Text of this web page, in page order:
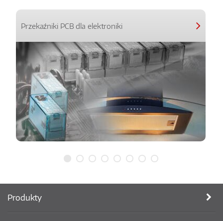
Przekaźniki PCB dla elektroniki
Produkty